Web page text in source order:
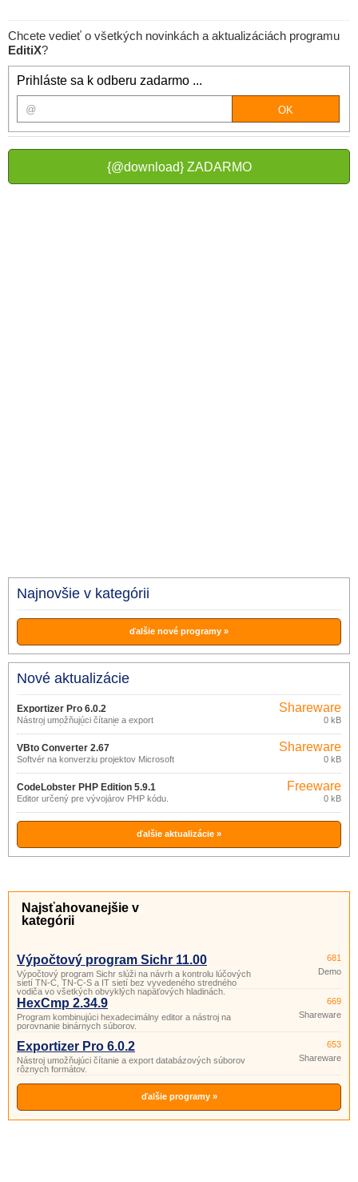
Chcete vedieť o všetkých novinkách a aktualizáciách programu
EditiX?
Prihláste sa k odberu zadarmo ...
{@download} ZADARMO
Najnovšie v kategórii
ďalšie nové programy »
Nové aktualizácie
Exportizer Pro 6.0.2
Nástroj umožňujúci čítanie a export
databázových súborov rôznych
formátov.
Shareware
0 kB
VBto Converter 2.67
Softvér na konverziu projektov Microsoft
Shareware
0 kB
CodeLobster PHP Edition 5.9.1
Editor určený pre vývojárov PHP kódu.
Freeware
0 kB
ďalšie aktualizácie »
Najsťahovanejšie v
kategórii
Výpočtový program Sichr 11.00
Výpočtový program Sichr slúži na návrh a kontrolu lúčových
sietí TN-C, TN-C-S a IT sietí bez vyvedeného stredného
vodiča vo všetkých obvyklých napäťových hladinách.
681
Demo
HexCmp 2.34.9
Program kombinujúci hexadecimálny editor a nástroj na
porovnanie binárnych súborov.
669
Shareware
Exportizer Pro 6.0.2
Nástroj umožňujúci čítanie a export databázových súborov
rôznych formátov.
653
Shareware
ďalšie programy »